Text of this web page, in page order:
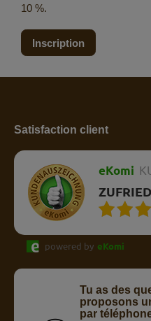
10 %.
Inscription
Satisfaction client
eKomi
powered by eKomi
Tu as des
proposons
par